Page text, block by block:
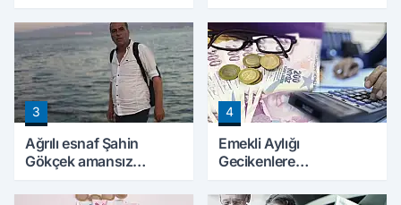
Konuşulmaya Başlandı
3
Ağrılı esnaf Şahin
Gökçek amansız
4
Emekli Aylığı
Gecikenlere
Karar: Faiz Ödenebilir